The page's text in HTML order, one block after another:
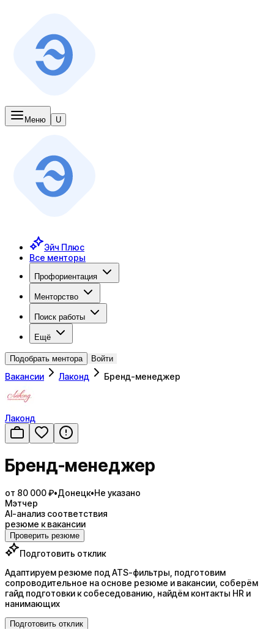
Меню U
Эйч Плюс
Все менторы
Профориентация
Менторство
Поиск работы
Ещё
Подобрать ментора Войти
Вакансии Лаконд Бренд-менеджер
Лаконд
Бренд-менеджер
от 80 000 ₽•Донецк•Не указано
Мэтчер
AI-анализ соответствия
резюме к вакансии
Проверить резюме
Подготовить отклик
Адаптируем резюме под ATS-фильтры, подготовим
сопроводительное на основе резюме и вакансии, соберём
гайд подготовки к собеседованию, найдём контакты HR и
нанимающих
Подготовить отклик